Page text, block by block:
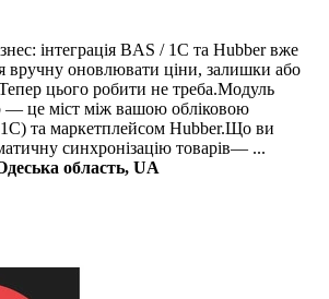
інтеграція BAS / 1С та Hubber вже
вручну оновлювати ціни, залишки або
цього робити не треба.Модуль
— це міст між вашою обліковою
та маркетплейсом Hubber.Що ви
синхронізацію товарів— ...
область, UA